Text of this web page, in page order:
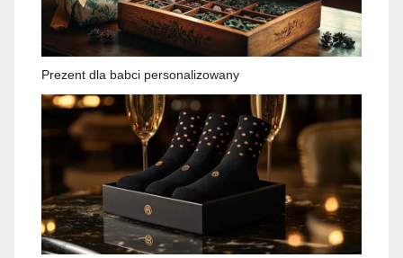
Prezent dla babci personalizowany